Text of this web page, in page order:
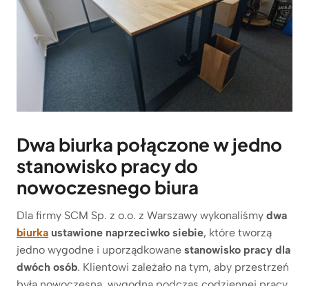
Dwa biurka połączone w jedno
stanowisko pracy do
nowoczesnego biura
Dla firmy SCM Sp. z o.o. z Warszawy wykonaliśmy dwa
biurka ustawione naprzeciwko siebie, które tworzą
jedno wygodne i uporządkowane stanowisko pracy dla
dwóch osób. Klientowi zależało na tym, aby przestrzeń